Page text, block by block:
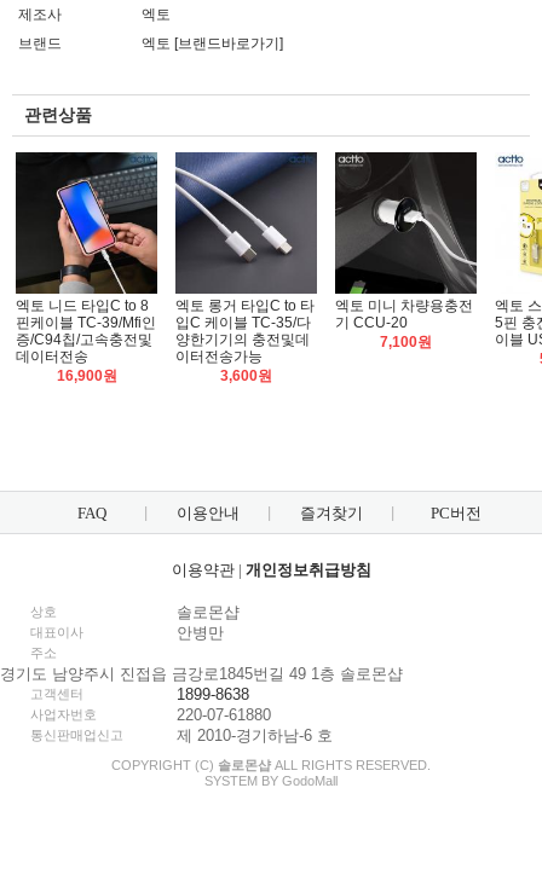
제조사
엑토
브랜드
엑토 [브랜드바로가기]
관련상품
엑토 니드 타입C to 8
핀케이블 TC-39/Mfi인
증/C94칩/고속충전및
데이터전송
16,900원
엑토 롱거 타입C to 타
입C 케이블 TC-35/다
양한기기의 충전및데
이터전송가능
3,600원
엑토 미니 차량용충전
기 CCU-20
7,100원
엑토
5핀 충
이블
FAQ 이용안내 즐겨찾기 PC버전
이용약관| 개인정보취급방침
상호 솔로몬샵
대표이사 안병만
주소
경기도 남양주시 진접읍 금강로1845번길 49 1층 솔로몬샵
고객센터 1899-8638
사업자번호 220-07-61880
통신판매업신고 제 2010-경기하남-6 호
COPYRIGHT (C) 솔로몬샵 ALL RIGHTS RESERVED.
SYSTEM BY GodoMall